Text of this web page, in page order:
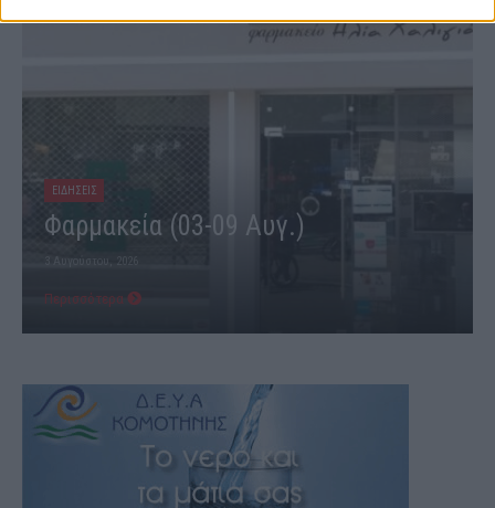
ΕΙΔΗΣΕΙΣ
Φαρμακεία (03-09 Αυγ.)
3 Αυγούστου, 2026
Περισσότερα